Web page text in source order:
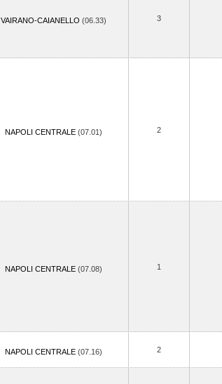
VAIRANO-CAIANELLO (06.33) 3
NAPOLI CENTRALE (07.01) 2
NAPOLI CENTRALE (07.08) 1
NAPOLI CENTRALE (07.16) 2